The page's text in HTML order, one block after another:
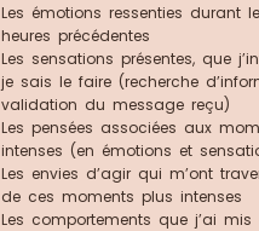
Les émotions ressenties durant
heures précédentes
Les sensations présentes, que
je sais le faire (recherche
validation du message reçu)
Les pensées associées aux
intenses (en émotions et
Les envies d’agir qui m’ont
de ces moments plus intenses
Les comportements que j’ai